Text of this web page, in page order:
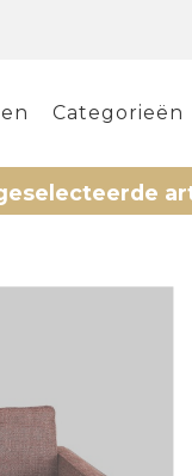
Categorieën